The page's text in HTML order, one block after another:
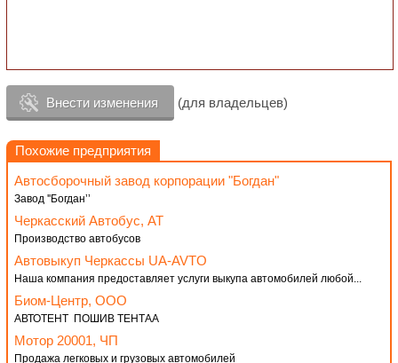
Внести изменения (для владельцев)
Похожие предприятия
Автосборочный завод корпорации "Богдан"
Завод ''Богданʼʼ
Черкасский Автобус, АТ
Производство автобусов
Автовыкуп Черкассы UA-AVTO
Наша компания предоставляет услуги выкупа автомобилей любой...
Биом-Центр, ООО
АВТОТЕНТ ПОШИВ ТЕНТАА
Мотор 20001, ЧП
Продажа легковых и грузовых автомобилей